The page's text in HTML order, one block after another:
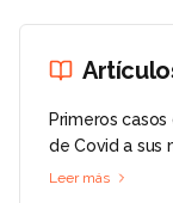
Primeros
de Covid a sus
Leer más